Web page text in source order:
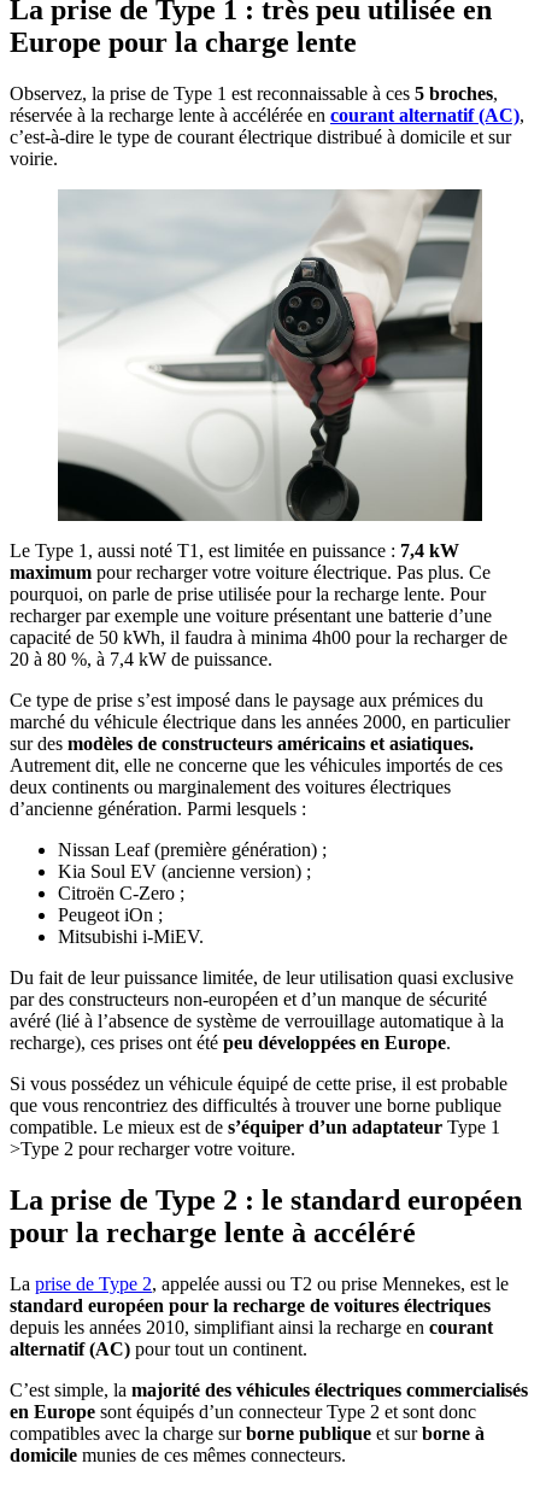
La prise de Type 1 : très peu utilisée en
Europe pour la charge lente
Observez, la prise de Type 1 est reconnaissable à ces 5 broches,
réservée à la recharge lente à accélérée en courant alternatif (AC),
c’est-à-dire le type de courant électrique distribué à domicile et sur
voirie.
Le Type 1, aussi noté T1, est limitée en puissance : 7,4 kW
maximum pour recharger votre voiture électrique. Pas plus. Ce
pourquoi, on parle de prise utilisée pour la recharge lente. Pour
recharger par exemple une voiture présentant une batterie d’une
capacité de 50 kWh, il faudra à minima 4h00 pour la recharger de
20 à 80 %, à 7,4 kW de puissance.
Ce type de prise s’est imposé dans le paysage aux prémices du
marché du véhicule électrique dans les années 2000, en particulier
sur des modèles de constructeurs américains et asiatiques.
Autrement dit, elle ne concerne que les véhicules importés de ces
deux continents ou marginalement des voitures électriques
d’ancienne génération. Parmi lesquels :
Nissan Leaf (première génération) ;
Kia Soul EV (ancienne version) ;
Citroën C-Zero ;
Peugeot iOn ;
Mitsubishi i-MiEV.
Du fait de leur puissance limitée, de leur utilisation quasi exclusive
par des constructeurs non-européen et d’un manque de sécurité
avéré (lié à l’absence de système de verrouillage automatique à la
recharge), ces prises ont été peu développées en Europe.
Si vous possédez un véhicule équipé de cette prise, il est probable
que vous rencontriez des difficultés à trouver une borne publique
compatible. Le mieux est de s’équiper d’un adaptateur Type 1
>Type 2 pour recharger votre voiture.
La prise de Type 2 : le standard européen
pour la recharge lente à accéléré
La prise de Type 2, appelée aussi ou T2 ou prise Mennekes, est le
standard européen pour la recharge de voitures électriques
depuis les années 2010, simplifiant ainsi la recharge en courant
alternatif (AC) pour tout un continent.
C’est simple, la majorité des véhicules électriques commercialisés
en Europe sont équipés d’un connecteur Type 2 et sont donc
compatibles avec la charge surborne publique et surborne à
domicile munies de ces mêmes connecteurs.